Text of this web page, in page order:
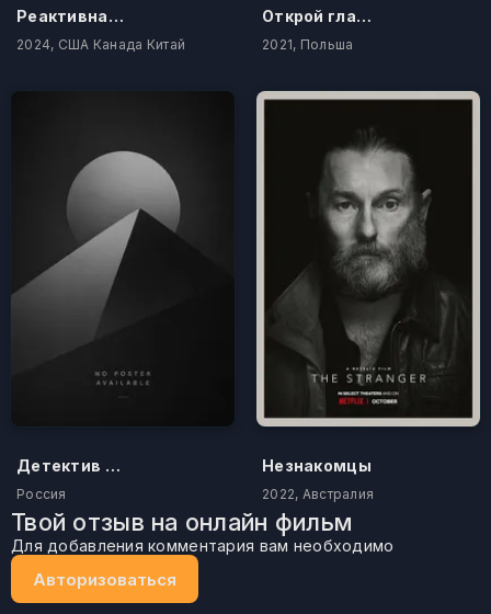
Реактивная семейка
2024, США Канада Китай
Открой глаза
2021, Польша
Детектив на все руки. Дело о потерянном счастье
Россия
Незнакомцы
2022, Австралия
Твой отзыв на онлайн фильм
Для добавления комментария вам необходимо
Авторизоваться